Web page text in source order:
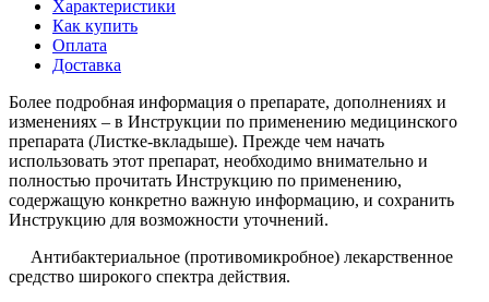
Характеристики
Как купить
Оплата
Доставка
Более подробная информация о препарате, дополнениях и
изменениях – в Инструкции по применению медицинского
препарата (Листке-вкладыше). Прежде чем начать
использовать этот препарат, необходимо внимательно и
полностью прочитать Инструкцию по применению,
содержащую конкретно важную информацию, и сохранить
Инструкцию для возможности уточнений.
Антибактериальное (противомикробное) лекарственное
средство широкого спектра действия.